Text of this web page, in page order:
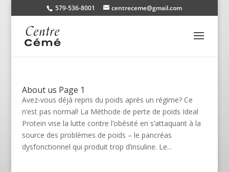
579-536-8001 centreceme@gmail.com
About us Page 1
Avez‑vous déjà repris du poids après un régime? Ce
n’est pas normal! La Méthode de perte de poids Ideal
Protein vise la lutte contre l’obésité en s’attaquant à la
source des problèmes de poids – le pancréas
dysfonctionnel qui produit trop d’insuline. Le...